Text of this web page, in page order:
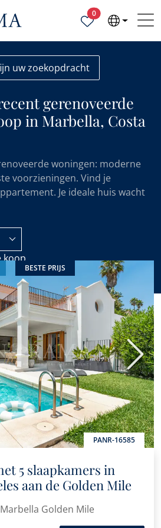
0Geselecteerde
uw zoekopdracht
gerenoveerde
in Marbella, Costa
woningen: moderne
voorzieningen. Vind je
Je ideale huis wacht
koop
BESTE PRIJS
PANR-16585
5 slaapkamers in
aan de Golden Mile
Golden Mile